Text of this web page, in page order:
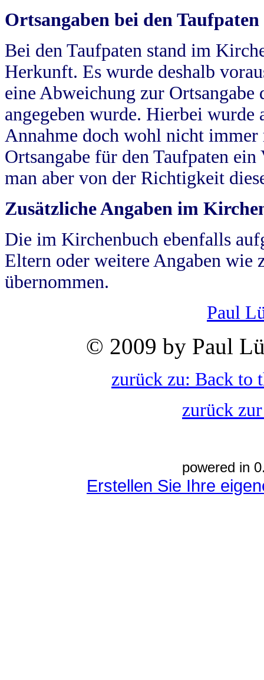
Ortsangaben bei den Taufpaten
Bei den Taufpaten stand im
Herkunft. Es wurde deshalb
eine Abweichung zur
angegeben wurde. Hierbei wurde
Annahme doch wohl nicht
Ortsangabe für den Taufpaten
man aber von der Richtigkeit
Zusätzliche Angaben im
Die im Kirchenbuch ebenfalls
Eltern oder weitere Angaben wie
übernommen.
Paul
© 2009 by Paul
zurück zu: Back to
zurück
powered in
Erstellen Sie Ihre